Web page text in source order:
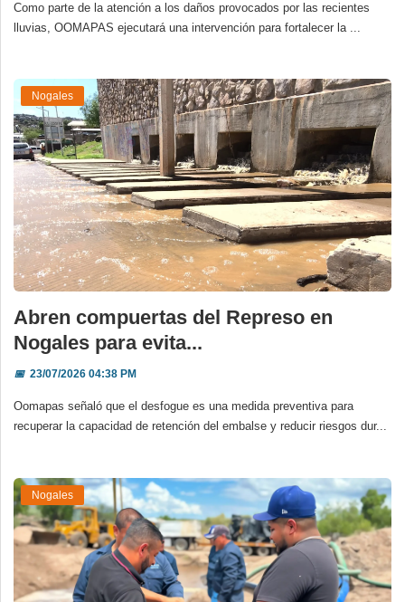
Como parte de la atención a los daños provocados por las recientes
lluvias, OOMAPAS ejecutará una intervención para fortalecer la ...
Nogales
Abren compuertas del Represo en
Nogales para evita...
📅23/07/2026 04:38 PM
Oomapas señaló que el desfogue es una medida preventiva para
recuperar la capacidad de retención del embalse y reducir riesgos dur...
Nogales